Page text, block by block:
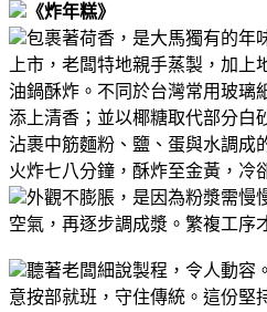
《炸年糕》
包裹著荷香，是大馬獨有的年
上市，老闆特地親手蒸製，加上
油鍋酥炸。 不同於台灣常用玻璃
添上清香；並以椰糖取代部分白
沾裹中筋麵粉、鹽、蛋與水調成
火炸七八分鐘，酥炸至金黃，冷
外觀不膨脹，是因為粉漿需慢
空氣，再逐步調成漿。繁複工序
聽著老闆細說製程，令人動容
意按部就班，守住傳統。 這份堅